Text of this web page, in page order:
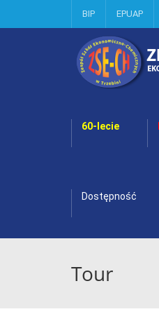
BIP EPUAP
60-lecie
Dostępność
Tour